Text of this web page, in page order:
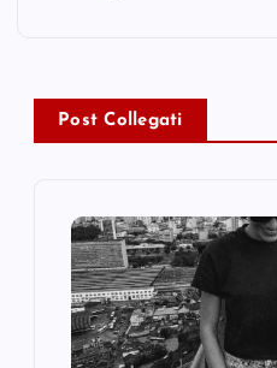
v
Post Collegati